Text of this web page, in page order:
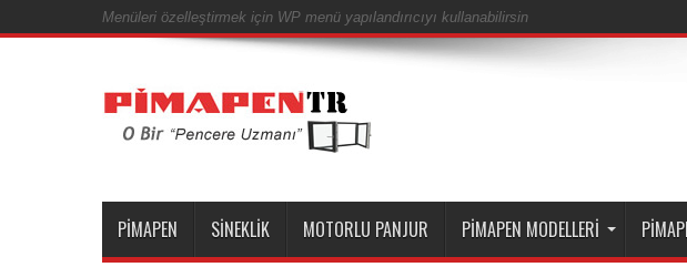
Menüleri özelleştirmek için WP menü yapılandırıcıyı kullanabilirsin
PIMAPEN SINEKLIK MOTORLU PANJUR PIMAPEN MODELLERI